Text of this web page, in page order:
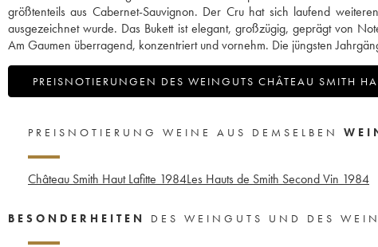
größtenteils aus Cabernet-Sauvignon. Der Cru hat sich laufend
ausgezeichnet wurde. Das Bukett ist elegant, großzügig, geprägt von
Am Gaumen überragend, konzentriert und vornehm. Die jüngsten
PREISNOTIERUNGEN DES WEINGUTS CHÂTEAU SMITH
PREISNOTIERUNG WEINE AUS DEMSELBEN
Château Smith Haut Lafitte 1984Les Hauts de Smith Second Vin 1984
BESONDERHEITEN DES WEINGUTS UND DES